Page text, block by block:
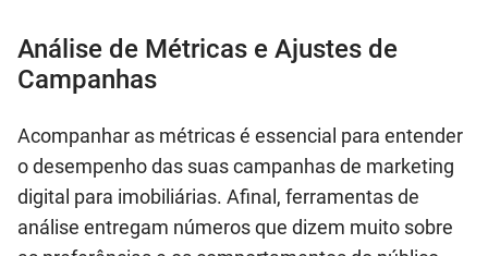
Análise de Métricas e Ajustes de
Campanhas
Acompanhar as métricas é essencial para entender
o desempenho das suas campanhas de marketing
digital para imobiliárias. Afinal, ferramentas de
análise entregam números que dizem muito sobre